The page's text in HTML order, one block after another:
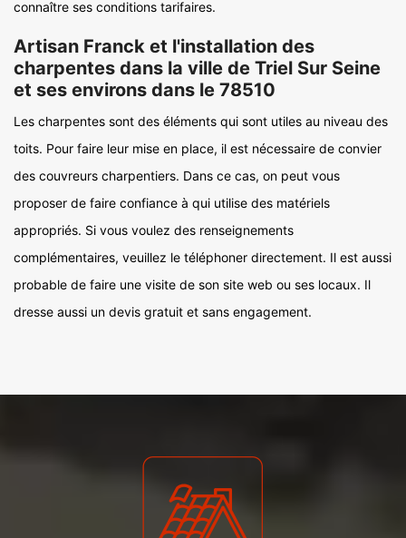
connaître ses conditions tarifaires.
Artisan Franck et l'installation des
charpentes dans la ville de Triel Sur Seine
et ses environs dans le 78510
Les charpentes sont des éléments qui sont utiles au niveau des
toits. Pour faire leur mise en place, il est nécessaire de convier
des couvreurs charpentiers. Dans ce cas, on peut vous
proposer de faire confiance à qui utilise des matériels
appropriés. Si vous voulez des renseignements
complémentaires, veuillez le téléphoner directement. Il est aussi
probable de faire une visite de son site web ou ses locaux. Il
dresse aussi un devis gratuit et sans engagement.